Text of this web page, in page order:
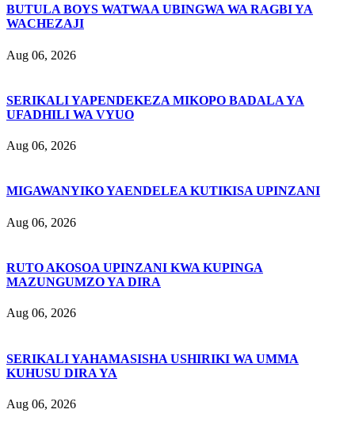
BUTULA BOYS WATWAA UBINGWA WA RAGBI YA
WACHEZAJI
Aug 06, 2026
SERIKALI YAPENDEKEZA MIKOPO BADALA YA
UFADHILI WA VYUO
Aug 06, 2026
MIGAWANYIKO YAENDELEA KUTIKISA UPINZANI
Aug 06, 2026
RUTO AKOSOA UPINZANI KWA KUPINGA
MAZUNGUMZO YA DIRA
Aug 06, 2026
SERIKALI YAHAMASISHA USHIRIKI WA UMMA
KUHUSU DIRA YA
Aug 06, 2026